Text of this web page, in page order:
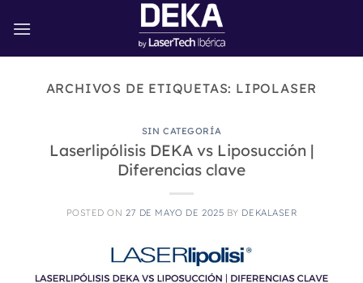
ARCHIVOS DE ETIQUETAS: LIPOLASER
SIN CATEGORÍA
Laserlipólisis DEKA vs Liposucción |
Diferencias clave
POSTED ON27 DE MAYO DE 2025 BY DEKALASER